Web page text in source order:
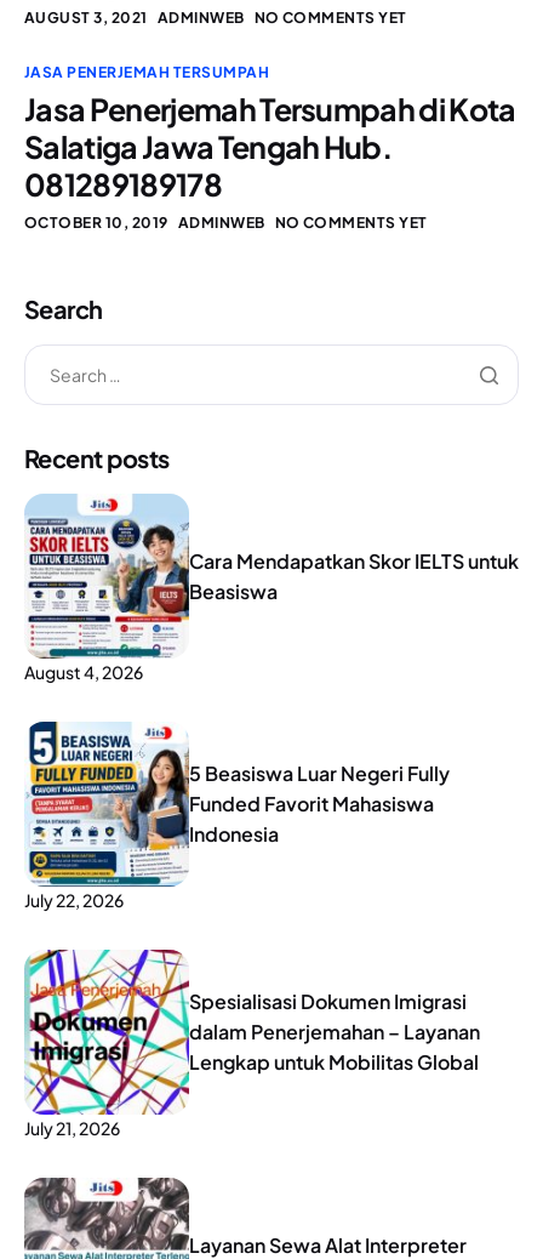
AUGUST 3, 2021 ADMINWEB NO COMMENTS YET
JASA PENERJEMAH TERSUMPAH
Jasa Penerjemah Tersumpah di Kota
Salatiga Jawa Tengah Hub.
081289189178
OCTOBER 10, 2019 ADMINWEB NO COMMENTS YET
Search
Recent posts
Cara Mendapatkan Skor IELTS untuk
Beasiswa
August 4, 2026
5 Beasiswa Luar Negeri Fully
Funded Favorit Mahasiswa
Indonesia
July 22, 2026
Spesialisasi Dokumen Imigrasi
dalam Penerjemahan – Layanan
Lengkap untuk Mobilitas Global
July 21, 2026
Layanan Sewa Alat Interpreter